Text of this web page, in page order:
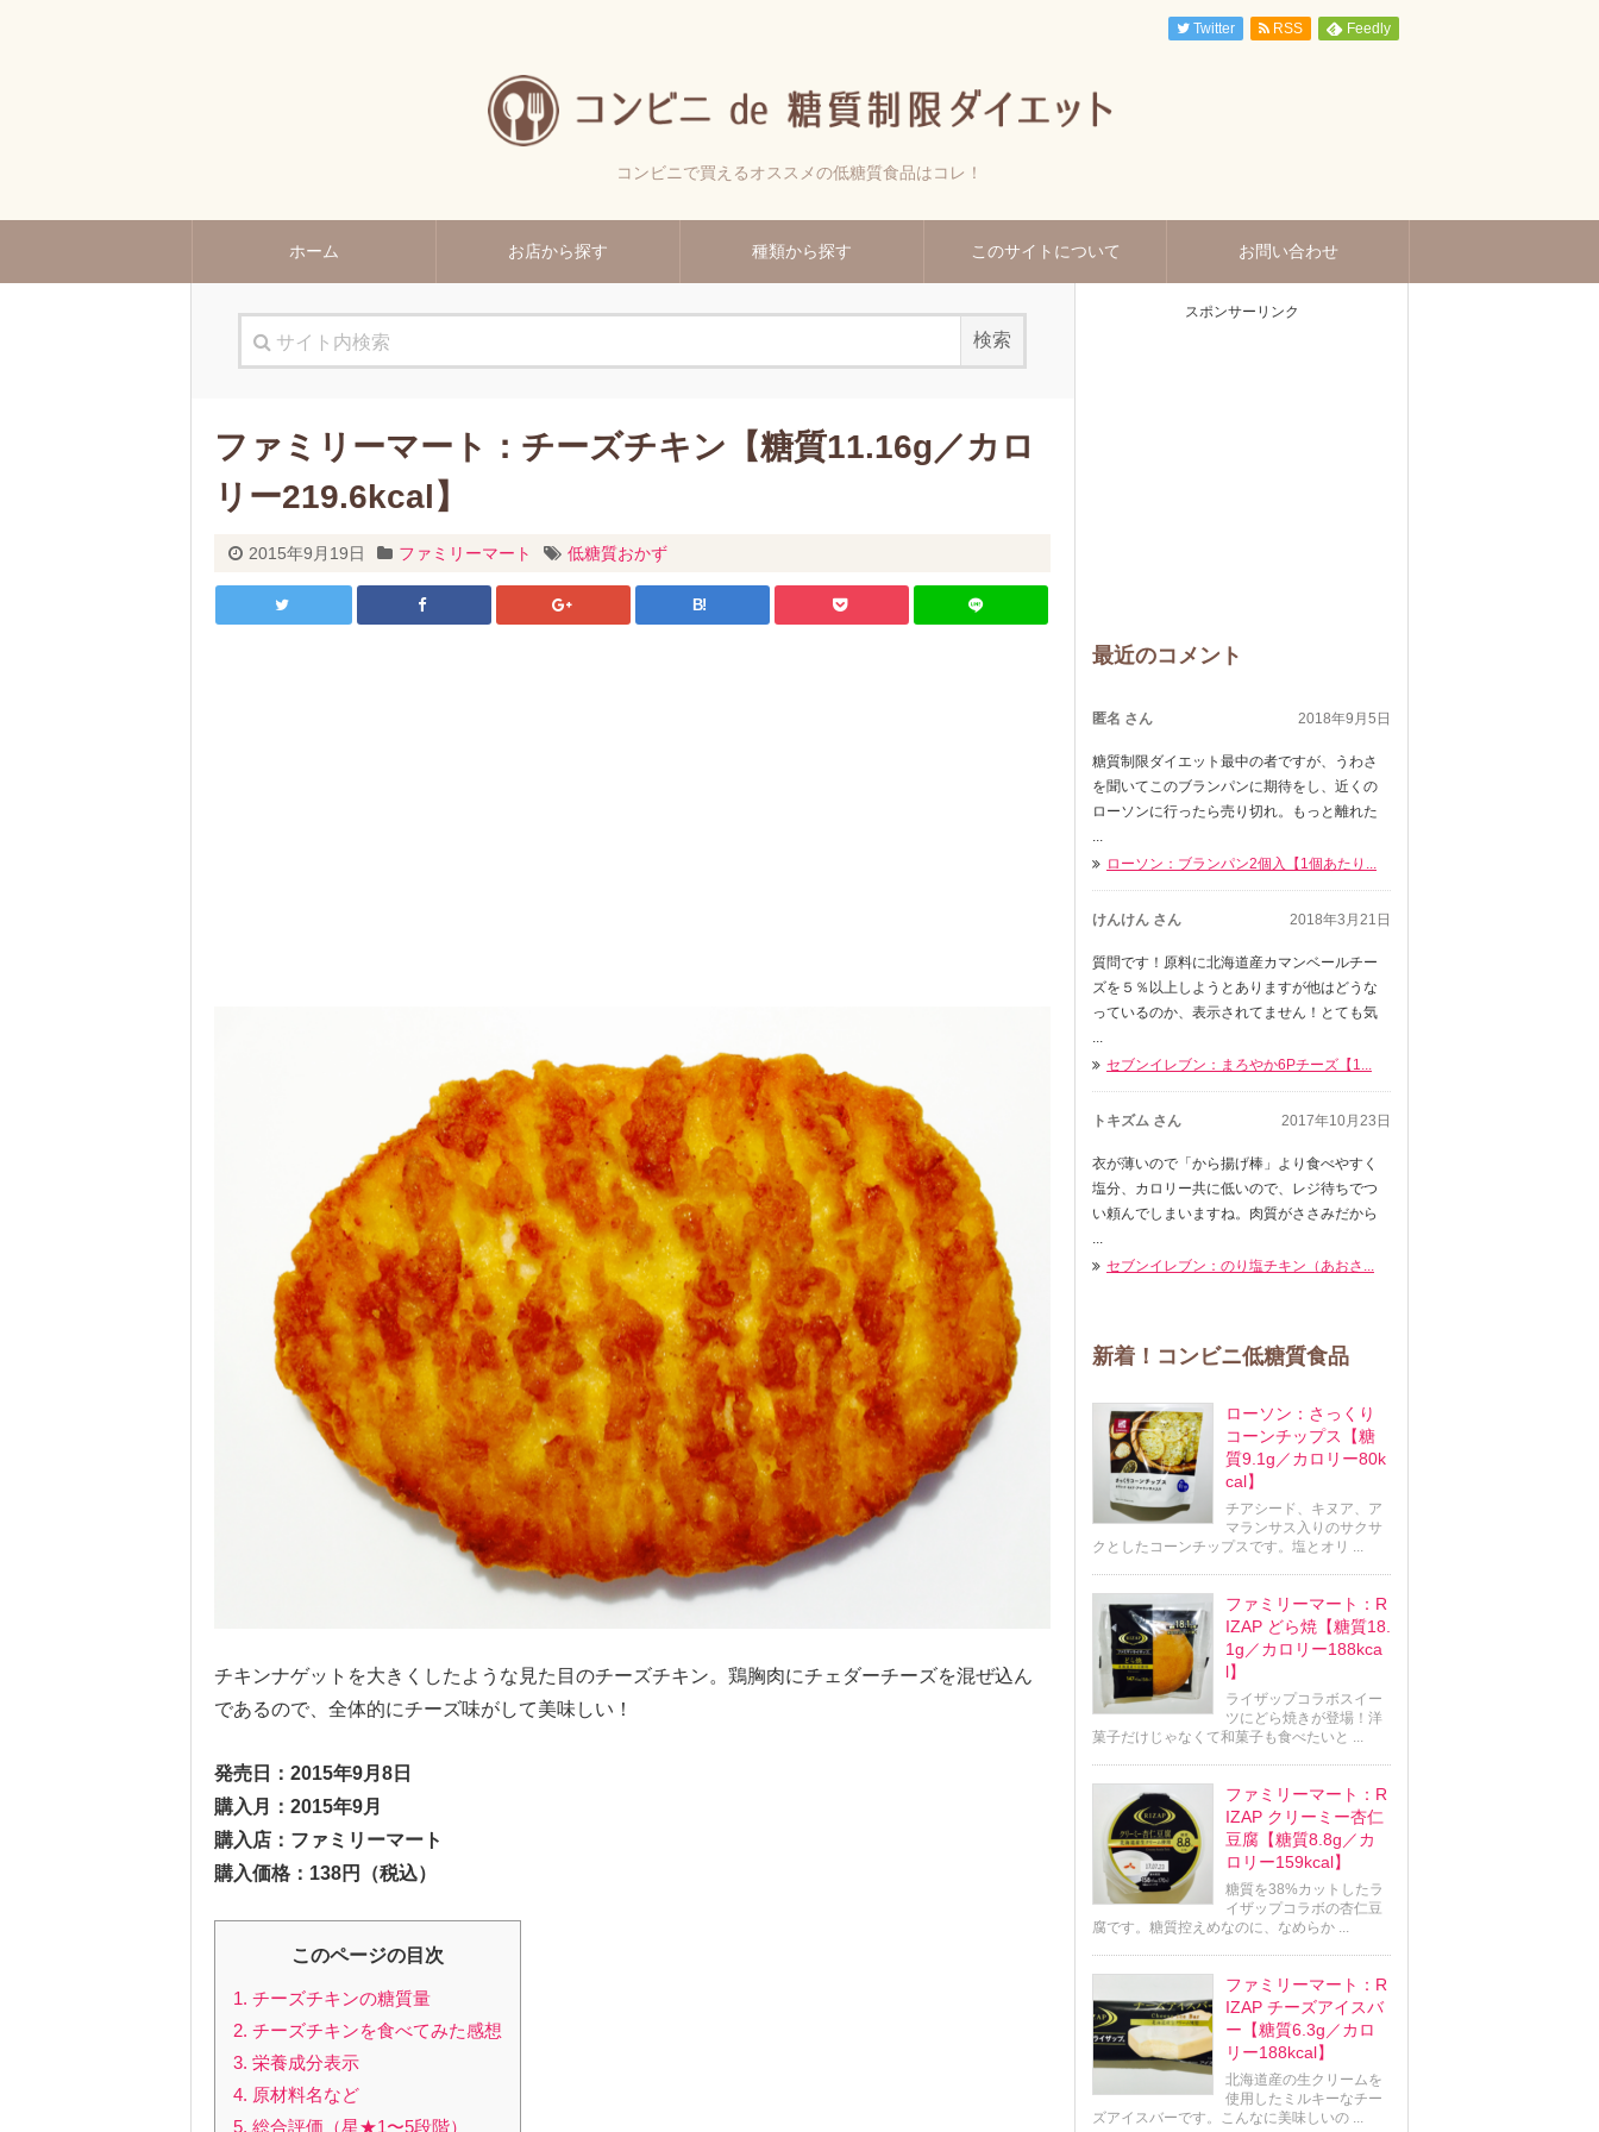
コンビニで買えるオススメの低糖質食品はコレ！
ホーム お店から探す 種類から探す このサイトについて お問い合わせ
Twitter RSS Feedly
ファミリーマート：チーズチキン【糖質11.16g／カロ
リー219.6kcal】
2015年9月19日 ファミリーマート 低糖質おかず
B!
チキンナゲットを大きくしたような見た目のチーズチキン。鶏胸肉にチェダーチーズを混ぜ込ん
であるので、全体的にチーズ味がして美味しい！
発売日：2015年9月8日
購入月：2015年9月
購入店：ファミリーマート
購入価格：138円（税込）
このページの目次
1. チーズチキンの糖質量
2. チーズチキンを食べてみた感想
3. 栄養成分表示
4. 原材料名など
5. 総合評価（星★1〜5段階）
スポンサーリンク
最近のコメント
2018年9月5日
匿名 さん
糖質制限ダイエット最中の者ですが、うわさ
を聞いてこのブランパンに期待をし、近くの
ローソンに行ったら売り切れ。もっと離れた
...
ローソン：ブランパン2個入【1個あたり...
2018年3月21日
けんけん さん
質問です！原料に北海道産カマンベールチー
ズを５％以上しようとありますが他はどうな
っているのか、表示されてません！とても気
...
セブンイレブン：まろやか6Pチーズ【1...
2017年10月23日
トキズム さん
衣が薄いので「から揚げ棒」より食べやすく
塩分、カロリー共に低いので、レジ待ちでつ
い頼んでしまいますね。肉質がささみだから
...
セブンイレブン：のり塩チキン（あおさ...
新着！コンビニ低糖質食品
ローソン：さっくり
コーンチップス【糖
質9.1g／カロリー80k
cal】
チアシード、キヌア、ア
マランサス入りのサクサ
クとしたコーンチップスです。塩とオリ ...
ファミリーマート：R
IZAP どら焼【糖質18.
1g／カロリー188kca
l】
ライザップコラボスイー
ツにどら焼きが登場！洋
菓子だけじゃなくて和菓子も食べたいと ...
ファミリーマート：R
IZAP クリーミー杏仁
豆腐【糖質8.8g／カ
ロリー159kcal】
糖質を38%カットしたラ
イザップコラボの杏仁豆
腐です。糖質控えめなのに、なめらか ...
ファミリーマート：R
IZAP チーズアイスバ
ー【糖質6.3g／カロ
リー188kcal】
北海道産の生クリームを
使用したミルキーなチー
ズアイスバーです。こんなに美味しいの ...